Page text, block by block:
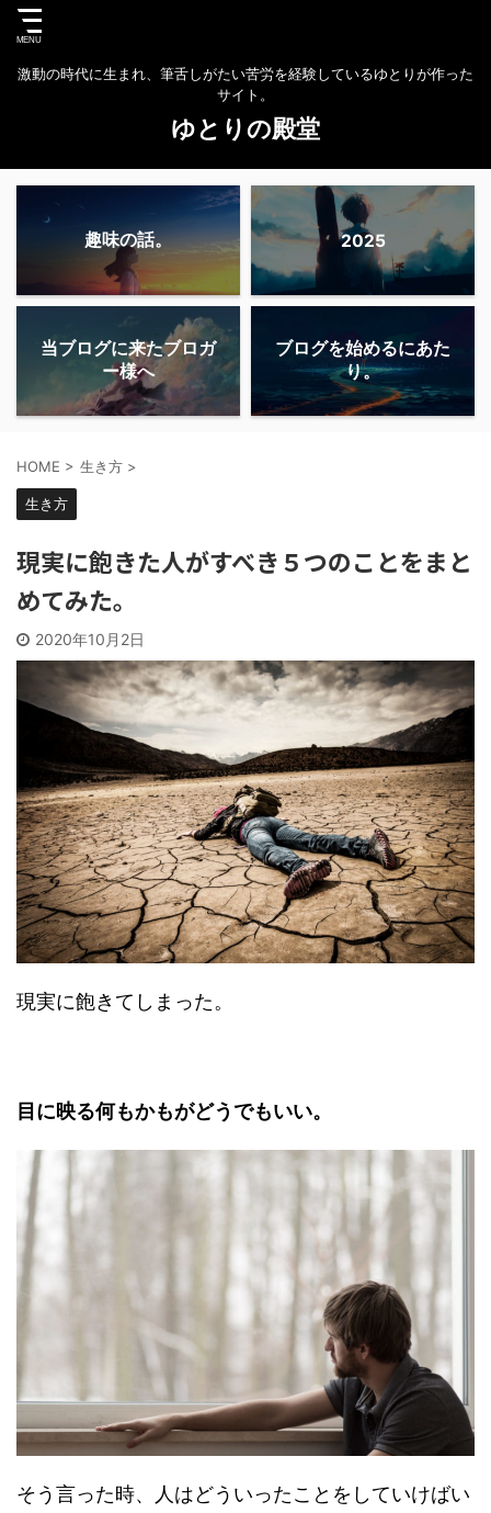
激動の時代に生まれ、筆舌しがたい苦労を経験しているゆとりが作った
サイト。
ゆとりの殿堂
趣味の話。 2025
当ブログに来たブロガ
ー様へ
ブログを始めるにあた
り。
HOME > 生き方 >
生き方
現実に飽きた人がすべき５つのことをまと
めてみた。
2020年10月2日
現実に飽きてしまった。
目に映る何もかもがどうでもいい。
そう言った時、人はどういったことをしていけばい